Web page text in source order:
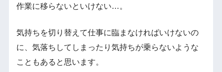
作業に移らないといけない…。
気持ちを切り替えて仕事に臨まなければいけないの
に、気落ちしてしまったり気持ちが乗らないような
こともあると思います。